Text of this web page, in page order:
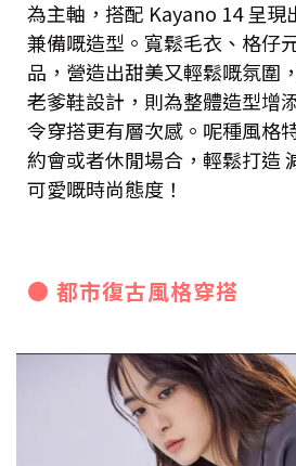
為主軸，搭配 Kayano 14 呈現
兼備嘅造型。寬鬆毛衣、格仔
品，營造出甜美又輕鬆嘅氛圍
老爹鞋設計，則為整體造型增
令穿搭更有層次感。呢種風格
約會或者休閒場合，輕鬆打造
可愛嘅時尚態度！
● 都市復古風格穿搭